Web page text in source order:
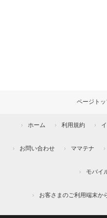
ページト
ホーム 利用規約
お問い合わせ ママテナ
モバイ
お客さまのご利用端末か